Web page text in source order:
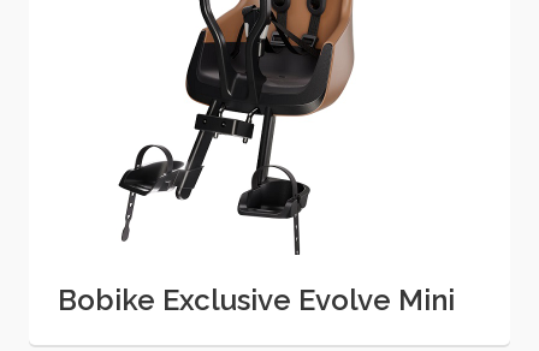
Bobike Exclusive Evolve Mini